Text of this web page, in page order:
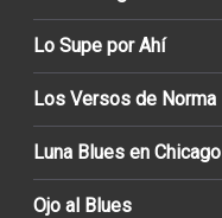
Lo Supe por Ahí
Los Versos de Norma
Luna Blues en Chicago
Ojo al Blues